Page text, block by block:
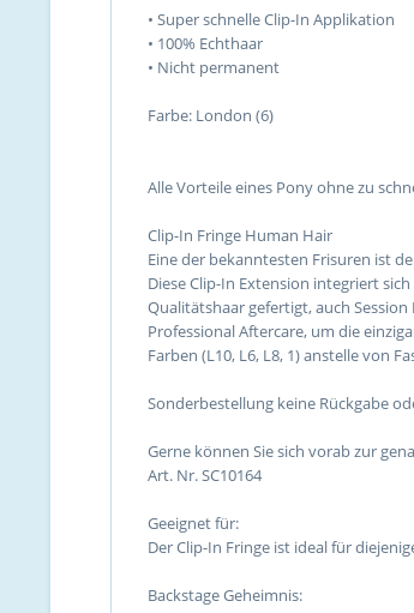
• Super schnelle Clip-In Applikation
• 100% Echthaar
• Nicht permanent
Farbe: London (6)
Alle Vorteile eines Pony ohne zu
Clip-In Fringe Human Hair
Eine der bekanntesten Frisuren ist
Diese Clip-In Extension integriert
Qualitätshaar gefertigt, auch
Professional Aftercare, um die
Farben (L10, L6, L8, 1) anstelle von
Sonderbestellung keine Rückgabe
Gerne können Sie sich vorab zur
Art. Nr. SC10164
Geeignet für:
Der Clip-In Fringe ist ideal für
Backstage Geheimnis: